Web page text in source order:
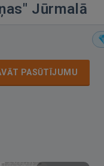
Jūrmalā
PASŪTĪJUMU